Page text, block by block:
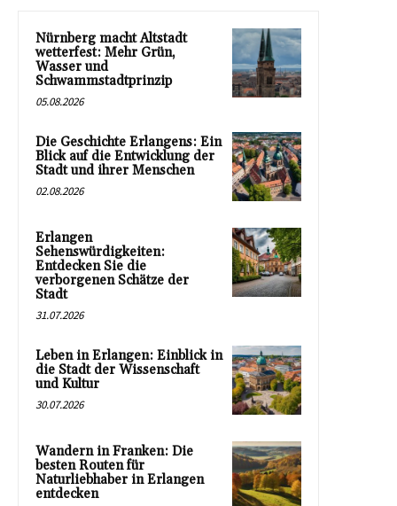
Nürnberg macht Altstadt
wetterfest: Mehr Grün,
Wasser und
Schwammstadtprinzip
05.08.2026
Die Geschichte Erlangens: Ein
Blick auf die Entwicklung der
Stadt und ihrer Menschen
02.08.2026
Erlangen
Sehenswürdigkeiten:
Entdecken Sie die
verborgenen Schätze der
Stadt
31.07.2026
Leben in Erlangen: Einblick in
die Stadt der Wissenschaft
und Kultur
30.07.2026
Wandern in Franken: Die
besten Routen für
Naturliebhaber in Erlangen
entdecken